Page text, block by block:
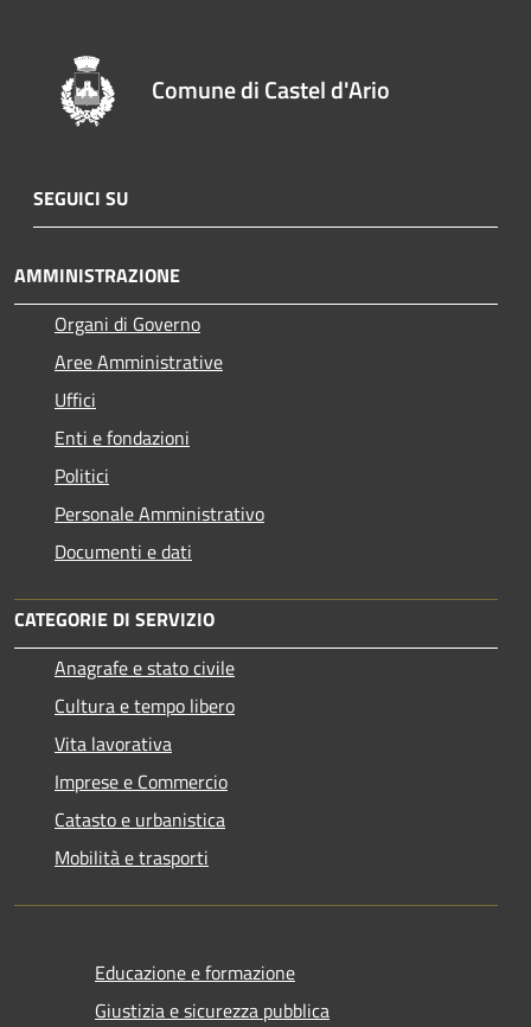
Comune di Castel d'Ario
SEGUICI SU
AMMINISTRAZIONE
Organi di Governo
Aree Amministrative
Uffici
Enti e fondazioni
Politici
Personale Amministrativo
Documenti e dati
CATEGORIE DI SERVIZIO
Anagrafe e stato civile
Cultura e tempo libero
Vita lavorativa
Imprese e Commercio
Catasto e urbanistica
Mobilità e trasporti
Educazione e formazione
Giustizia e sicurezza pubblica